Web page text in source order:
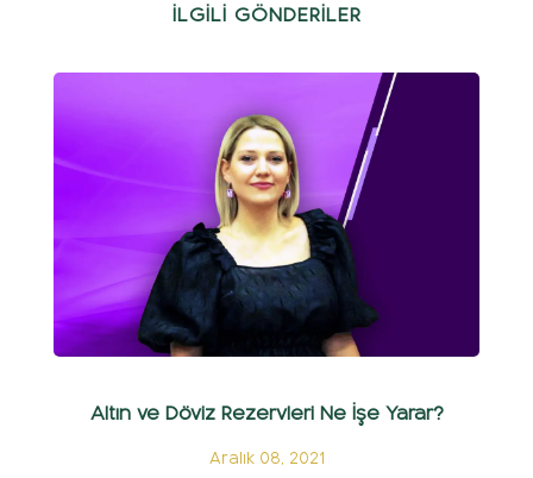
İLGİLİ GÖNDERİLER
Altın ve Döviz Rezervleri Ne İşe Yarar?
Aralık 08, 2021